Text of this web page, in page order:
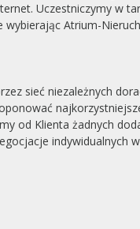
Uczestniczymy w
wybierając Atrium-
sieć niezależnych
od Klienta żadnych
indywidualnych